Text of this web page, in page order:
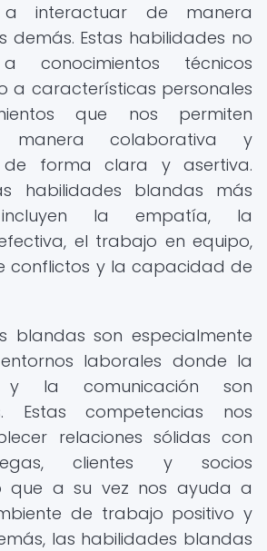
interactuar de manera
demás. Estas habilidades no
conocimientos técnicos
a características personales
que nos permiten
colaborativa y
de forma clara y asertiva.
habilidades blandas más
incluyen la empatía, la
el trabajo en equipo,
conflictos y la capacidad de
blandas son especialmente
laborales donde la
y la comunicación son
Estas competencias nos
relaciones sólidas con
clientes y socios
que a su vez nos ayuda a
de trabajo positivo y
las habilidades blandas